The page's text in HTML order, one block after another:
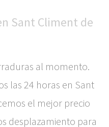
Sant Climent de
al momento.
las 24 horas en Sant
el mejor precio
desplazamiento para